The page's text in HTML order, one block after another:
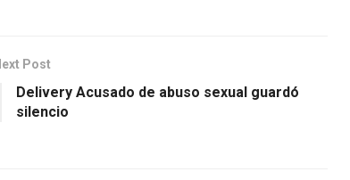
Post
Delivery Acusado de abuso sexual guardó
silencio